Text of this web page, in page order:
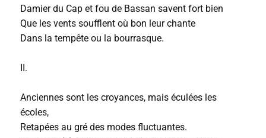
Damier du Cap et fou de Bassan savent fort bien
Que les vents soufflent où bon leur chante
Dans la tempête ou la bourrasque.
II.
Anciennes sont les croyances, mais éculées les
écoles,
Retapées au gré des modes fluctuantes.